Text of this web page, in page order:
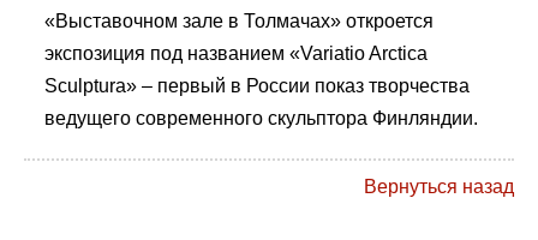
«Выставочном зале в Толмачах» откроется
экспозиция под названием «Variatio Arctica
Sculptura» – первый в России показ творчества
ведущего современного скульптора Финляндии.
Вернуться назад